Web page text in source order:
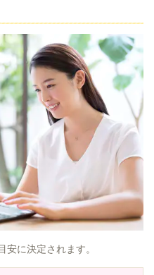
に決定されます。